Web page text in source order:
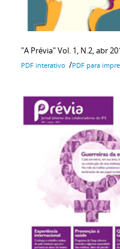
"A Prévia" Vol. 1, N.2, abr
PDF interativo /PDF para